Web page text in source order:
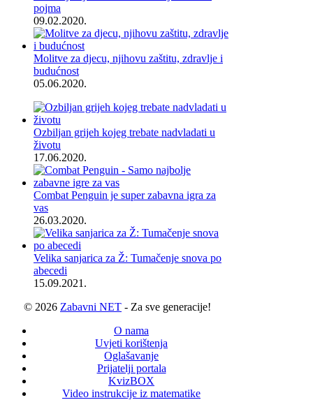
pojma
09.02.2020.
Molitve za djecu, njihovu zaštitu, zdravlje i
budućnost
05.06.2020.
Ozbiljan grijeh kojeg trebate nadvladati u
životu
17.06.2020.
Combat Penguin je super zabavna igra za
vas
26.03.2020.
Velika sanjarica za Ž: Tumačenje snova po
abecedi
15.09.2021.
© 2026 Zabavni NET - Za sve generacije!
O nama
Uvjeti korištenja
Oglašavanje
Prijatelji portala
KvizBOX
Video instrukcije iz matematike